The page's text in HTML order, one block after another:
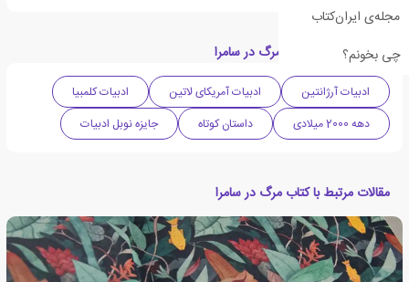
مجله‌ی ایران‌کتاب
چی بخونم؟
دسته بندی های کتاب مرگ در سامرا
ادبیات آرژانتین ادبیات آمریکای لاتین
ادبیات کلمبیا
دهه 2000 میلادی
داستان کوتاه جایزه نوبل ادبیات
مقالات مرتبط با کتاب مرگ در سامرا